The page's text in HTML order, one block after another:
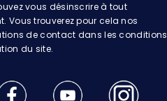
vous désinscrire à tout
Vous trouverez pour cela nos
de contact dans les conditions
du site.